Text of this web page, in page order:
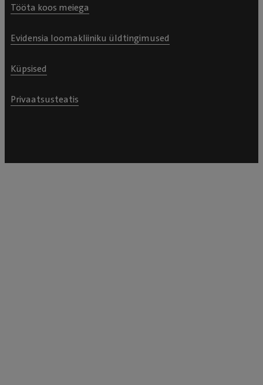
Tööta koos meiega
Evidensia loomakliiniku üldtingimused
Küpsised
Privaatsusteatis